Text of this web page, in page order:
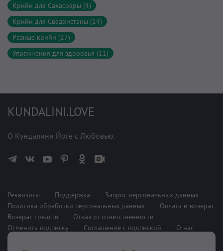
Крийи для Сахасрары (4)
Крийи для Свадхистаны (14)
Разные крийи (27)
Упражнения для здоровья (11)
KUNDALINI.LOVE
О Кундалини Йоге с Любовью.
Реквизиты Поддержка
Запрос персональных данных
Политика обработки персональных данных
Оплата и возврат
Возврат средств
Отказ от ответственности
Отменить подписку
Соглашение с подпиской О нас